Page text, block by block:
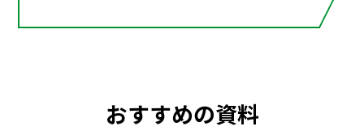
おすすめの資料